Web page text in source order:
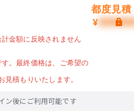
都度見積
¥
金額に反映されません
。最終価格は、ご希望の
見積もりいたします。
ン後にご利用可能です